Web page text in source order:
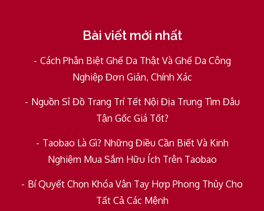
Bài viết mới nhất
Cách Phân Biệt Ghế Da Thật Và Ghế Da Công
Nghiệp Đơn Giản, Chính Xác
Nguồn Sỉ Đồ Trang Trí Tết Nội Địa Trung Tìm Đâu
Tận Gốc Giá Tốt?
Taobao Là Gì? Những Điều Cần Biết Và Kinh
Nghiệm Mua Sắm Hữu Ích Trên Taobao
Bí Quyết Chọn Khóa Vân Tay Hợp Phong Thủy Cho
Tất Cả Các Mệnh